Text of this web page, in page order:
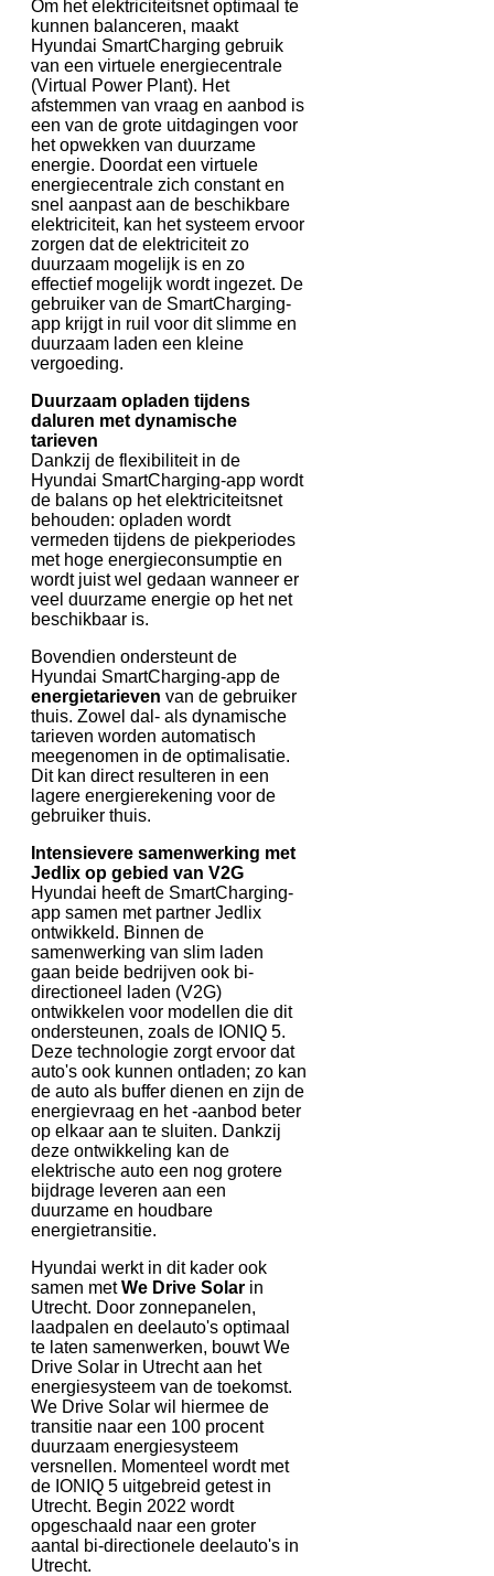
Om het elektriciteitsnet optimaal te
kunnen balanceren, maakt
Hyundai SmartCharging gebruik
van een virtuele energiecentrale
(Virtual Power Plant). Het
afstemmen van vraag en aanbod is
een van de grote uitdagingen voor
het opwekken van duurzame
energie. Doordat een virtuele
energiecentrale zich constant en
snel aanpast aan de beschikbare
elektriciteit, kan het systeem ervoor
zorgen dat de elektriciteit zo
duurzaam mogelijk is en zo
effectief mogelijk wordt ingezet. De
gebruiker van de SmartCharging-
app krijgt in ruil voor dit slimme en
duurzaam laden een kleine
vergoeding.
Duurzaam opladen tijdens
daluren met dynamische
tarieven
Dankzij de flexibiliteit in de
Hyundai SmartCharging-app wordt
de balans op het elektriciteitsnet
behouden: opladen wordt
vermeden tijdens de piekperiodes
met hoge energieconsumptie en
wordt juist wel gedaan wanneer er
veel duurzame energie op het net
beschikbaar is.
Bovendien ondersteunt de
Hyundai SmartCharging-app de
energietarieven van de gebruiker
thuis. Zowel dal- als dynamische
tarieven worden automatisch
meegenomen in de optimalisatie.
Dit kan direct resulteren in een
lagere energierekening voor de
gebruiker thuis.
Intensievere samenwerking met
Jedlix op gebied van V2G
Hyundai heeft de SmartCharging-
app samen met partner Jedlix
ontwikkeld. Binnen de
samenwerking van slim laden
gaan beide bedrijven ook bi-
directioneel laden (V2G)
ontwikkelen voor modellen die dit
ondersteunen, zoals de IONIQ 5.
Deze technologie zorgt ervoor dat
auto's ook kunnen ontladen; zo kan
de auto als buffer dienen en zijn de
energievraag en het -aanbod beter
op elkaar aan te sluiten. Dankzij
deze ontwikkeling kan de
elektrische auto een nog grotere
bijdrage leveren aan een
duurzame en houdbare
energietransitie.
Hyundai werkt in dit kader ook
samen metWe Drive Solar in
Utrecht. Door zonnepanelen,
laadpalen en deelauto's optimaal
te laten samenwerken, bouwt We
Drive Solar in Utrecht aan het
energiesysteem van de toekomst.
We Drive Solar wil hiermee de
transitie naar een 100 procent
duurzaam energiesysteem
versnellen. Momenteel wordt met
de IONIQ 5 uitgebreid getest in
Utrecht. Begin 2022 wordt
opgeschaald naar een groter
aantal bi-directionele deelauto's in
Utrecht.